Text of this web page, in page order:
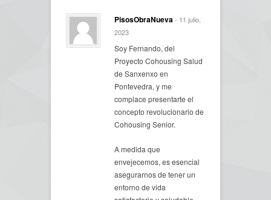
PisosObraNueva- 11 julio,
2023
Soy Fernando, del
Proyecto Cohousing Salud
de Sanxenxo en
Pontevedra, y me
complace presentarte el
concepto revolucionario de
Cohousing Senior.
A medida que
envejecemos, es esencial
asegurarnos de tener un
entorno de vida